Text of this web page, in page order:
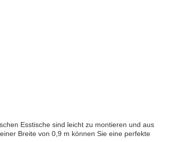
Esstische sind leicht zu montieren und aus
Breite von 0,9 m können Sie eine perfekte